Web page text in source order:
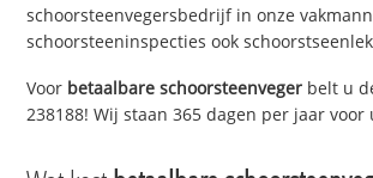
schoorsteenvegersbedrijf in onze
schoorsteeninspecties ook
Voor betaalbare schoorsteenveger belt u
238188! Wij staan 365 dagen per jaar voor